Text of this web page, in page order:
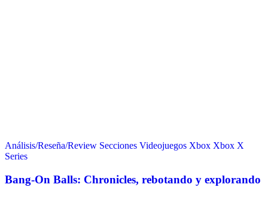
Análisis/Reseña/Review Secciones Videojuegos Xbox Xbox X
Series
Bang-On Balls: Chronicles, rebotando y explorando